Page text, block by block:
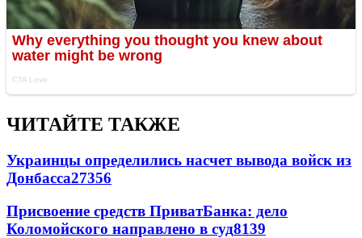
ЧИТАЙТЕ ТАКЖЕ
Украинцы определились насчет вывода войск из
Донбасса27356
Присвоение средств ПриватБанка: дело
Коломойского направлено в суд8139